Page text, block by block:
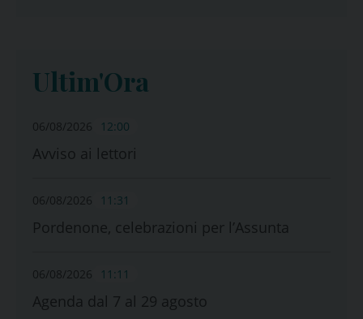
Ultim'Ora
06/08/2026 12:00
Avviso ai lettori
06/08/2026 11:31
Pordenone, celebrazioni per l’Assunta
06/08/2026 11:11
Agenda dal 7 al 29 agosto